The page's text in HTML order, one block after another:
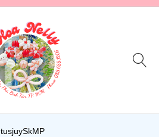
tusjuySkMP